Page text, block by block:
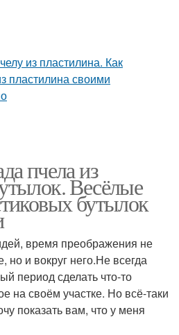
пчела из
Весёлые
бутылок
время преображения не
но и вокруг него.Не всегда
период сделать что-то
на своём участке. Но всё-таки
показать вам, что у меня